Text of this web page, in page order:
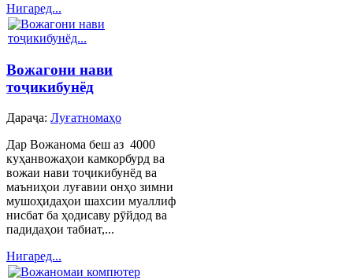
Нигаред...
Вожагони нави
тоҷикибунёд
Дараҷа: Луғатномаҳо
Дар Вожанома беш аз 4000
куҳанвожаҳои камкорбурд ва
вожаи нави тоҷикибунёд ва
маъниҳои луғавии онҳо зимни
мушоҳидаҳои шахсии муаллиф
нисбат ба ҳодисаву рӯйдод ва
падидаҳои табиат,...
Нигаред...